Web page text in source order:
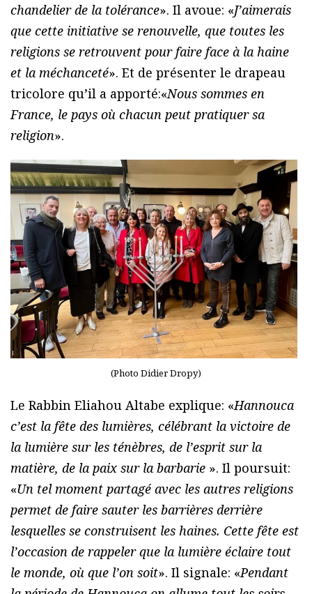
chandelier de la tolérance». Il avoue: «J’aimerais
que cette initiative se renouvelle, que toutes les
religions se retrouvent pour faire face à la haine
et la méchanceté». Et de présenter le drapeau
tricolore qu’il a apporté:«Nous sommes en
France, le pays où chacun peut pratiquer sa
religion».
(Photo Didier Dropy)
Le Rabbin Eliahou Altabe explique: «Hannouca
c’est la fête des lumières, célébrant la victoire de
la lumière sur les ténèbres, de l’esprit sur la
matière, de la paix sur la barbarie ». Il poursuit:
«Un tel moment partagé avec les autres religions
permet de faire sauter les barrières derrière
lesquelles se construisent les haines. Cette fête est
l’occasion de rappeler que la lumière éclaire tout
le monde, où que l’on soit». Il signale: «Pendant